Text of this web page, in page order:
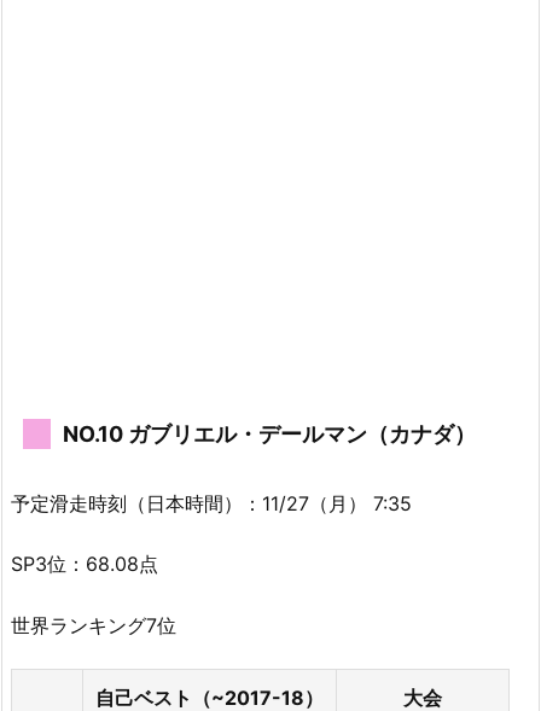
NO.10 ガブリエル・デールマン（カナダ）
予定滑走時刻（日本時間）：11/27（月） 7:35
SP3位：68.08点
世界ランキング7位
自己ベスト（~2017-18） 大会